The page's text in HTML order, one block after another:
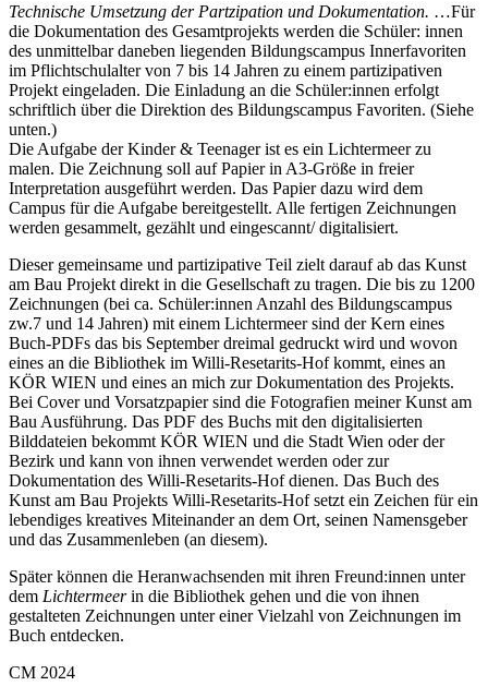
Technische Umsetzung der Partzipation und Dokumentation. …Für
die Dokumentation des Gesamtprojekts werden die Schüler: innen
des unmittelbar daneben liegenden Bildungscampus Innerfavoriten
im Pflichtschulalter von 7 bis 14 Jahren zu einem partizipativen
Projekt eingeladen. Die Einladung an die Schüler:innen erfolgt
schriftlich über die Direktion des Bildungscampus Favoriten. (Siehe
unten.)
Die Aufgabe der Kinder & Teenager ist es ein Lichtermeer zu
malen. Die Zeichnung soll auf Papier in A3-Größe in freier
Interpretation ausgeführt werden. Das Papier dazu wird dem
Campus für die Aufgabe bereitgestellt. Alle fertigen Zeichnungen
werden gesammelt, gezählt und eingescannt/ digitalisiert.
Dieser gemeinsame und partizipative Teil zielt darauf ab das Kunst
am Bau Projekt direkt in die Gesellschaft zu tragen. Die bis zu 1200
Zeichnungen (bei ca. Schüler:innen Anzahl des Bildungscampus
zw.7 und 14 Jahren) mit einem Lichtermeer sind der Kern eines
Buch-PDFs das bis September dreimal gedruckt wird und wovon
eines an die Bibliothek im Willi-Resetarits-Hof kommt, eines an
KÖR WIEN und eines an mich zur Dokumentation des Projekts.
Bei Cover und Vorsatzpapier sind die Fotografien meiner Kunst am
Bau Ausführung. Das PDF des Buchs mit den digitalisierten
Bilddateien bekommt KÖR WIEN und die Stadt Wien oder der
Bezirk und kann von ihnen verwendet werden oder zur
Dokumentation des Willi-Resetarits-Hof dienen. Das Buch des
Kunst am Bau Projekts Willi-Resetarits-Hof setzt ein Zeichen für ein
lebendiges kreatives Miteinander an dem Ort, seinen Namensgeber
und das Zusammenleben (an diesem).
Später können die Heranwachsenden mit ihren Freund:innen unter
dem Lichtermeerin die Bibliothek gehen und die von ihnen
gestalteten Zeichnungen unter einer Vielzahl von Zeichnungen im
Buch entdecken.
CM 2024